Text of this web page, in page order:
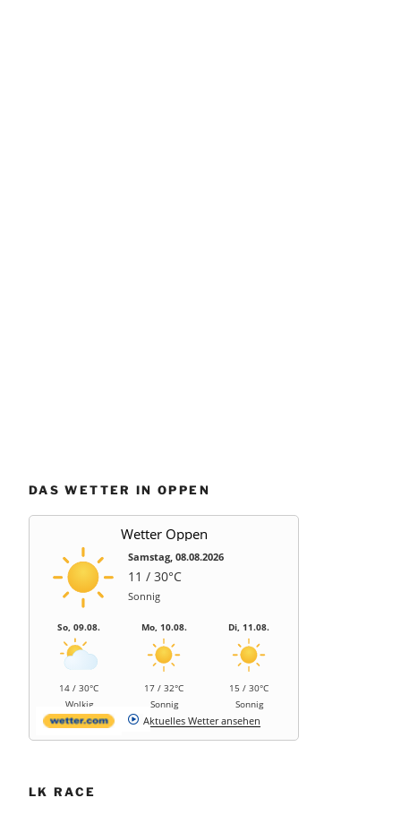
DAS WETTER IN OPPEN
Wetter Oppen
Samstag, 08.08.2026
11 / 30°C
Sonnig
So, 09.08.
14 / 30°C
Wolkig
Mo, 10.08.
17 / 32°C
Sonnig
Di, 11.08.
15 / 30°C
Sonnig
Aktuelles Wetter ansehen
LK RACE